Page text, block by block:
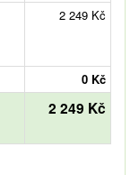
2 249 Kč
0 Kč
2 249 Kč